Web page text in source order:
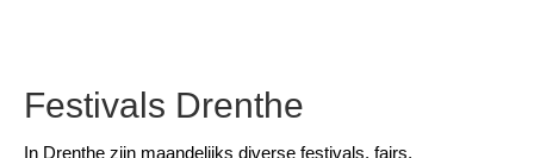
Festivals Drenthe
In Drenthe zijn maandelijks diverse festivals, fairs,